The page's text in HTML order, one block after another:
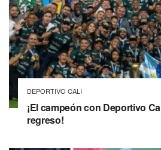
DEPORTIVO CALI
¡El campeón con Deportivo
regreso!